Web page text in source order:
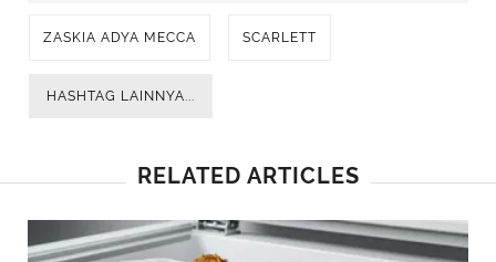
ZASKIA ADYA MECCA SCARLETT
HASHTAG LAINNYA...
RELATED ARTICLES